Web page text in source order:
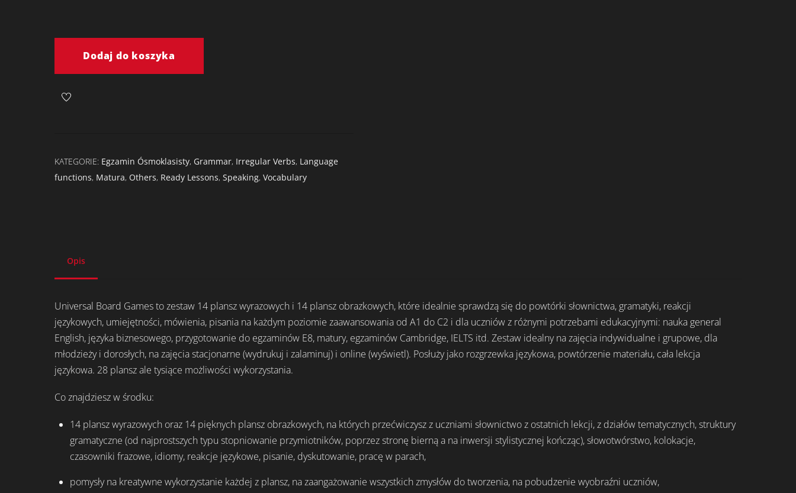
UniversalDodaj do koszyka
KATEGORIE: Egzamin Ósmoklasisty, Grammar, Irregular Verbs, Language
functions, Matura, Others, Ready Lessons, Speaking, Vocabulary
Opis
Universal Board Games to zestaw 14 plansz wyrazowych i 14 plansz obrazkowych, które idealnie sprawdzą się do powtórki słownictwa, gramatyki, reakcji
językowych, umiejętności, mówienia, pisania na każdym poziomie zaawansowania od A1 do C2 i dla uczniów z różnymi potrzebami edukacyjnymi: nauka general
English, języka biznesowego, przygotowanie do egzaminów E8, matury, egzaminów Cambridge, IELTS itd. Zestaw idealny na zajęcia indywidualne i grupowe, dla
młodzieży i dorosłych, na zajęcia stacjonarne (wydrukuj i zalaminuj) i online (wyświetl). Posłuży jako rozgrzewka językowa, powtórzenie materiału, cała lekcja
językowa. 28 plansz ale tysiące możliwości wykorzystania.
Co znajdziesz w środku:
14 plansz wyrazowych oraz 14 pięknych plansz obrazkowych, na których przećwiczysz z uczniami słownictwo z ostatnich lekcji, z działów tematycznych, struktury
gramatyczne (od najprostszych typu stopniowanie przymiotników, poprzez stronę bierną a na inwersji stylistycznej kończąc), słowotwórstwo, kolokacje,
czasowniki frazowe, idiomy, reakcje językowe, pisanie, dyskutowanie, pracę w parach,
pomysły na kreatywne wykorzystanie każdej z plansz, na zaangażowanie wszystkich zmysłów do tworzenia, na pobudzenie wyobraźni uczniów,